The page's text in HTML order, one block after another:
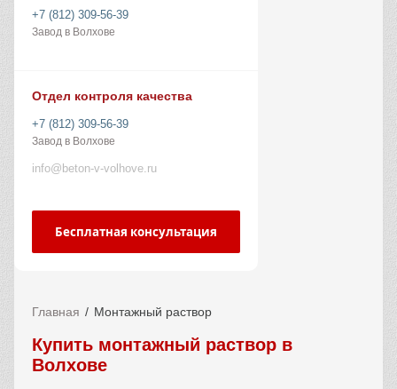
+7 (812) 309-56-39
Завод в Волхове
Отдел контроля качества
+7 (812) 309-56-39
Завод в Волхове
info@beton-v-volhove.ru
Бесплатная консультация
Главная Монтажный раствор
Купить монтажный раствор в
Волхове